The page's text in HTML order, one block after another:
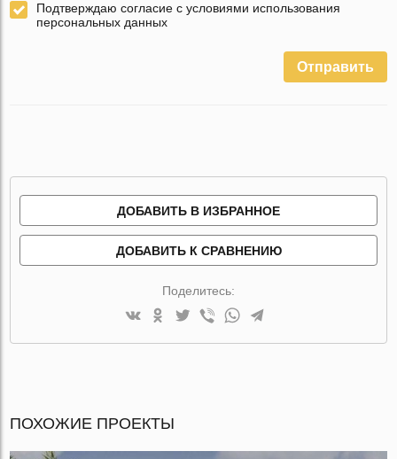
Подтверждаю согласие с условиями использования
персональных данных
Отправить
ДОБАВИТЬ В ИЗБРАННОЕ
ДОБАВИТЬ К СРАВНЕНИЮ
Поделитесь:
ПОХОЖИЕ ПРОЕКТЫ